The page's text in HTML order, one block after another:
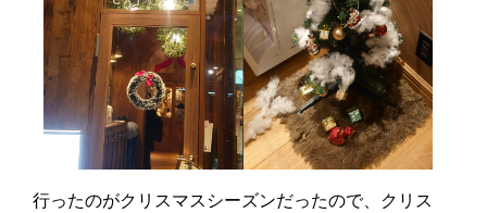
行ったのがクリスマスシーズンだったので、クリス